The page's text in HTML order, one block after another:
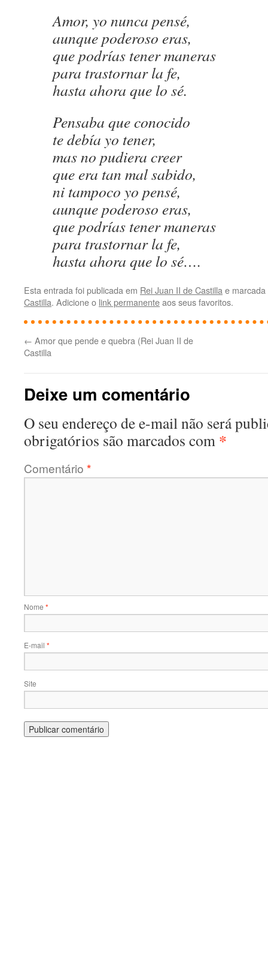
Amor, yo nunca pensé,
aunque poderoso eras,
que podrías tener maneras
para trastornar la fe,
hasta ahora que lo sé.
Pensaba que conocido
te debía yo tener,
mas no pudiera creer
que era tan mal sabido,
ni tampoco yo pensé,
aunque poderoso eras,
que podrías tener maneras
para trastornar la fe,
hasta ahora que lo sé….
Esta entrada foi publicada em Rei Juan II de Castilla e
Castilla. Adicione o link permanenteaos seus favoritos.
← Amor que pende e quebra (Rei Juan II de
Castilla
Deixe um comentário
O seu endereço de e-mail não será
obrigatórios são marcados com *
Comentário *
Nome *
E-mail *
Site